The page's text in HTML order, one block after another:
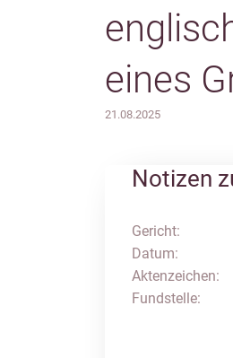
eines
21.08.2025
Notizen
Gericht:
Datum:
Aktenzeichen:
Fundstelle: